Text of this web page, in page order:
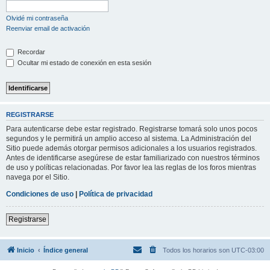
Olvidé mi contraseña
Reenviar email de activación
Recordar
Ocultar mi estado de conexión en esta sesión
REGISTRARSE
Para autenticarse debe estar registrado. Registrarse tomará solo unos pocos
segundos y le permitirá un amplio acceso al sistema. La Administración del
Sitio puede además otorgar permisos adicionales a los usuarios registrados.
Antes de identificarse asegúrese de estar familiarizado con nuestros términos
de uso y políticas relacionadas. Por favor lea las reglas de los foros mientras
navega por el Sitio.
Condiciones de uso | Política de privacidad
Registrarse
Inicio Índice general Todos los horarios son UTC-03:00